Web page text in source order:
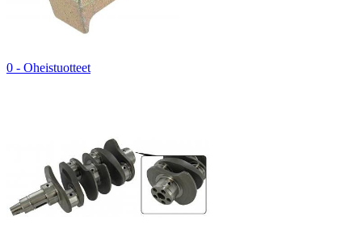
0 - Oheistuotteet